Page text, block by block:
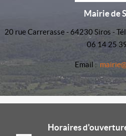
Mairie de
20 rue Carrerasse - 64230 Siros -
06 14 25
Email :
Horaires